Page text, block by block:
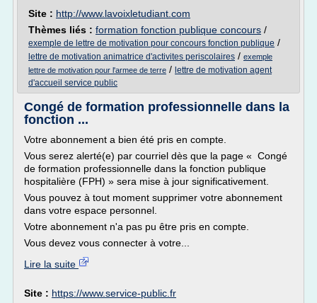
Site : http://www.lavoixletudiant.com
Thèmes liés : formation fonction publique concours /
exemple de lettre de motivation pour concours fonction publique /
lettre de motivation animatrice d'activites periscolaires / exemple
lettre de motivation pour l'armee de terre / lettre de motivation agent
d'accueil service public
Congé de formation professionnelle dans la
fonction ...
Votre abonnement a bien été pris en compte.
Vous serez alerté(e) par courriel dès que la page « Congé
de formation professionnelle dans la fonction publique
hospitalière (FPH) » sera mise à jour significativement.
Vous pouvez à tout moment supprimer votre abonnement
dans votre espace personnel.
Votre abonnement n'a pas pu être pris en compte.
Vous devez vous connecter à votre...
Lire la suite
Site : https://www.service-public.fr